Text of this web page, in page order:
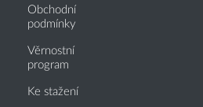
Obchodní
podmínky
Věrnostní
program
Ke stažení